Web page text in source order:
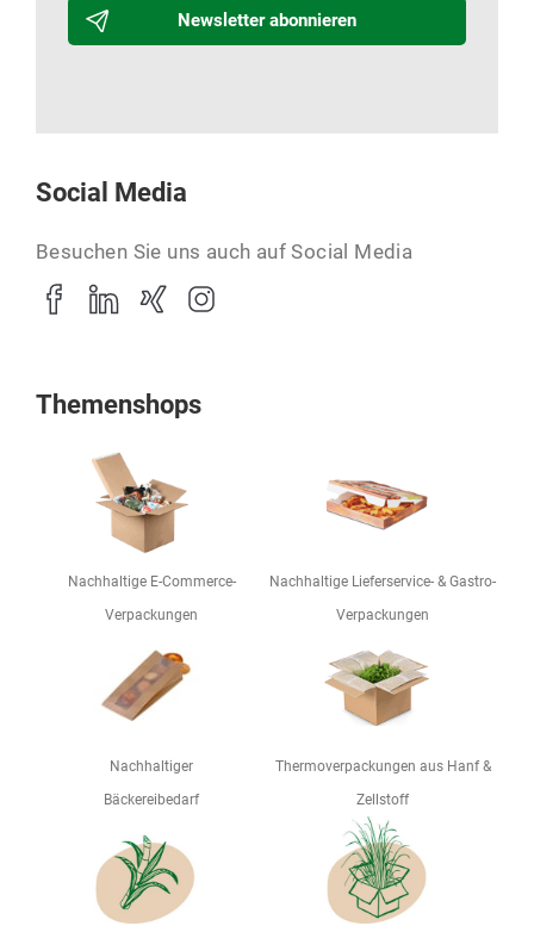
Newsletter abonnieren
Social Media
Besuchen Sie uns auch auf Social Media
Themenshops
Nachhaltige E-Commerce-
Verpackungen
Nachhaltige Lieferservice- & Gastro-
Verpackungen
Nachhaltiger
Bäckereibedarf
Thermoverpackungen aus Hanf &
Zellstoff